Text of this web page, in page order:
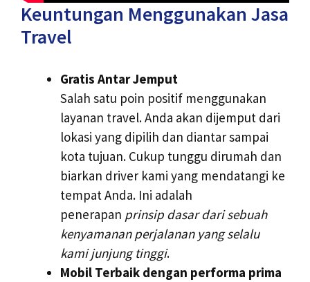
Keuntungan Menggunakan Jasa
Travel
Gratis Antar Jemput
Salah satu poin positif menggunakan
layanan travel. Anda akan dijemput dari
lokasi yang dipilih dan diantar sampai
kota tujuan. Cukup tunggu dirumah dan
biarkan driver kami yang mendatangi ke
tempat Anda. Ini adalah
penerapan prinsip dasar dari sebuah
kenyamanan perjalanan yang selalu
kami junjung tinggi.
Mobil Terbaik dengan performa prima